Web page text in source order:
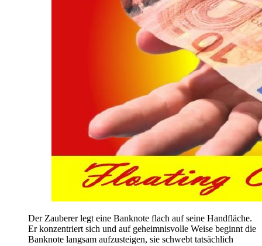
Der Zauberer legt eine Banknote flach auf seine Handfläche.
Er konzentriert sich und auf geheimnisvolle Weise beginnt die
Banknote langsam aufzusteigen, sie schwebt tatsächlich